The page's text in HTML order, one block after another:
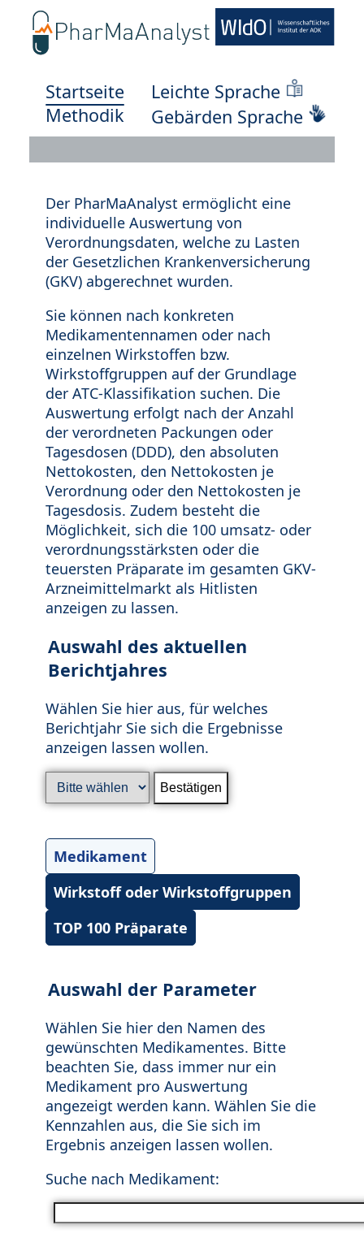
Startseite
Methodik
Leichte Sprache
Gebärden Sprache
Der PharMaAnalyst ermöglicht eine
individuelle Auswertung von
Verordnungsdaten, welche zu Lasten
der Gesetzlichen Krankenversicherung
(GKV) abgerechnet wurden.
Sie können nach konkreten
Medikamentennamen oder nach
einzelnen Wirkstoffen bzw.
Wirkstoffgruppen auf der Grundlage
der ATC-Klassifikation suchen. Die
Auswertung erfolgt nach der Anzahl
der verordneten Packungen oder
Tagesdosen (DDD), den absoluten
Nettokosten, den Nettokosten je
Verordnung oder den Nettokosten je
Tagesdosis. Zudem besteht die
Möglichkeit, sich die 100 umsatz- oder
verordnungsstärksten oder die
teuersten Präparate im gesamten GKV-
Arzneimittelmarkt als Hitlisten
anzeigen zu lassen.
Auswahl des aktuellen
Berichtjahres
Wählen Sie hier aus, für welches
Berichtjahr Sie sich die Ergebnisse
anzeigen lassen wollen.
Medikament
Wirkstoff oder Wirkstoffgruppen
TOP 100 Präparate
Auswahl der Parameter
Wählen Sie hier den Namen des
gewünschten Medikamentes. Bitte
beachten Sie, dass immer nur ein
Medikament pro Auswertung
angezeigt werden kann. Wählen Sie die
Kennzahlen aus, die Sie sich im
Ergebnis anzeigen lassen wollen.
Suche nach Medikament: